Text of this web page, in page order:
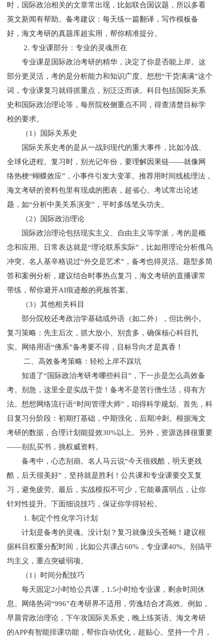
时，国际政治相关的文章常出现，比如联合国议题，所以多看
英文新闻有帮助。备考建议：每天练一篇翻译，写作模板备
好，海文考研的真题库超实用，帮你精准提分。
2. 专业课部分：专业的灵魂所在
专业课是国际政治考研的精华，决定了你是否能上岸。这
部分更灵活，考的是分析能力和知识广度。想想“干货满满”这个
词，专业课复习就得抓重点，别泛泛而谈。科目包括国际关系
史和国际政治理论等，每所院校侧重点不同，得查清楚目标学
校的要求。
（1）国际关系史
国际关系史考的是从一战到现代的重大事件，比如冷战、
全球化进程。复习时，别光记年份，要理解因果链——就像网
络热梗“蝴蝶效应”，小事件引发大变革。推荐用时间线梳理法，
海文考研的资料包里有现成的图表，超省心。考试常出论述
题，如“分析中美关系演变”，平时多练笔头功夫。
（2）国际政治理论
国际政治理论包括现实主义、自由主义等学派，考的是概
念和应用。日常表达就是“理论联系实际”，比如用理论分析俄乌
冲突。名人基辛格说过“外交是艺术”，备考也得灵活。题型多简
答和案例分析，建议结合时事热点复习，海文考研的直播课常
带练，帮你避开AI痕迹般的死板答案。
（3）其他相关科目
部分院校还考政治学基础或外语（如二外），但比例小。
复习策略：先主后次，抓大放小。别贪多，确保核心科目扎
实。网络用语“佛系”备考要不得，目标导向才是真香！
二、高效备考策略：轻松上岸不踩坑
知道了“国际政治考研考哪些科目”，下一步是怎么高效备
考。别急，这里全是实战干货！备考不是苦行僧生活，得有方
法。想想网络流行语“时间管理大师”，咱得科学规划。首先，科
目复习分阶段：初期打基础，中期强化，后期冲刺。根据海文
考研的数据，合理计划能提效30%以上。另外，资源选择很重要
——别乱买书，挑权威资料。
备考中，心态别崩。名人马云说“今天很残酷，明天更残
酷，后天很美好”，坚持就是胜利！公共课和专业课要交叉复
习，避免疲劳。最后，实战模拟不可少，它能暴露弱点，让你
针对性提升。下面细说技巧，保证你学得轻松。
1. 制定个性化学习计划
计划是备考的灵魂。没计划？复习就像没头苍蝇！建议根
据科目权重分配时间，比如公共课占60%，专业课40%。别搞平
均主义，重点突破弱项。
（1）时间分配技巧
每天固定2小时给公共课，1.5小时给专业课，剩余时间休
息。网络热词“996”在考研界不适用，劳逸结合才高效。例如，
早晨背政治理论，下午攻国际关系史，晚上练英语。海文考研
的APP有智能排课功能，帮你自动优化，超贴心。坚持一个月，